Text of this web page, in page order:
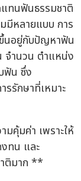
ทนฟันธรรมชาติ
มีหลายแบบ การ
นอยู่กับปัญหาฟัน
จำนวน ตำแหน่ง
ฟัน ซึ่ง
รักษาที่เหมาะ
คุ้มค่า เพราะให้
ทน และ
ติมาก **